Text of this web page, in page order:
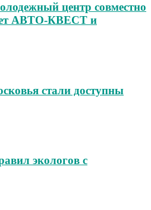
центр совместно
АВТО‑КВЕСТ и
стали доступны
экологов с